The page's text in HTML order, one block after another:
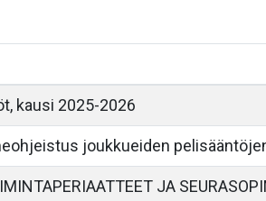
kausi 2025-2026
joukkueiden
JA